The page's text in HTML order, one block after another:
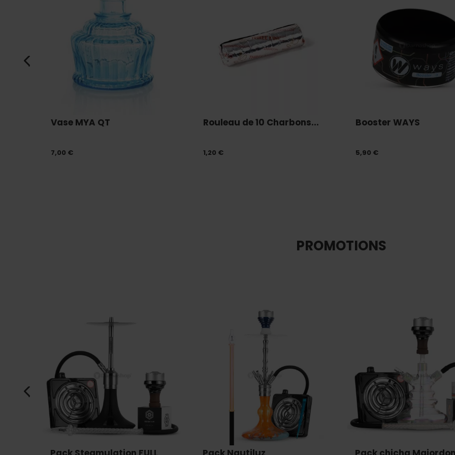
Vase MYA QT
7,00 €
Rouleau de 10 Charbons...
1,20 €
Booster WAYS
5,90 €
PROMOTIONS